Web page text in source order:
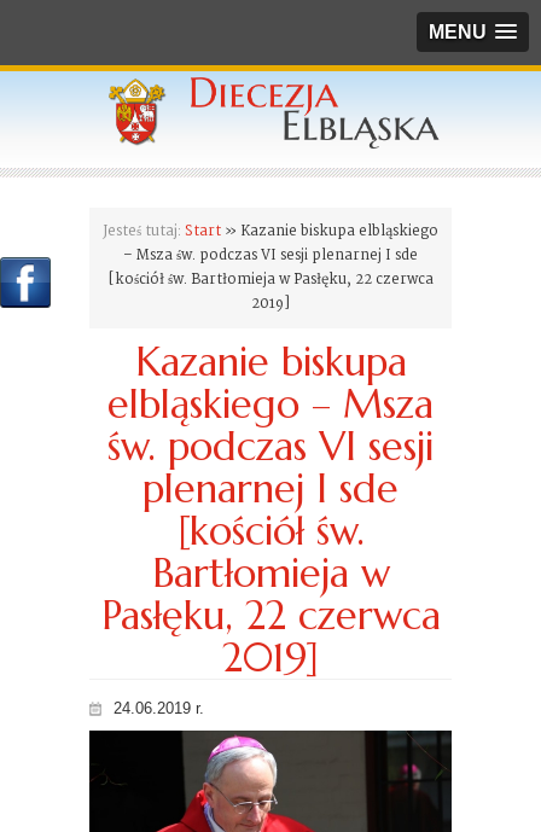
MENU
Jesteś tutaj: Start » Kazanie biskupa elbląskiego
– Msza św. podczas VI sesji plenarnej I sde
[kościół św. Bartłomieja w Pasłęku, 22 czerwca
2019]
Kazanie biskupa
elbląskiego – Msza
św. podczas VI sesji
plenarnej I sde
[kościół św.
Bartłomieja w
Pasłęku, 22 czerwca
2019]
24.06.2019 r.